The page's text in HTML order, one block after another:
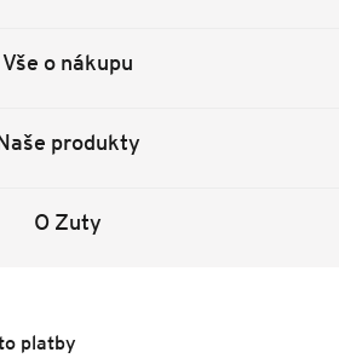
Vše o nákupu
produkty
O Zuty
platby